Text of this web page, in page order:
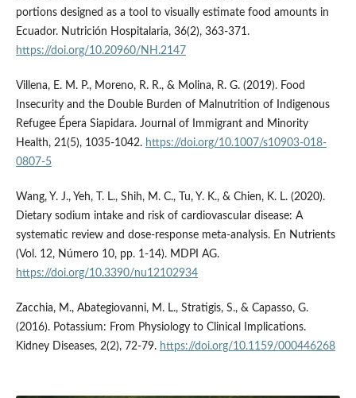
portions designed as a tool to visually estimate food amounts in
Ecuador. Nutrición Hospitalaria, 36(2), 363-371.
https://doi.org/10.20960/NH.2147
Villena, E. M. P., Moreno, R. R., & Molina, R. G. (2019). Food
Insecurity and the Double Burden of Malnutrition of Indigenous
Refugee Épera Siapidara. Journal of Immigrant and Minority
Health, 21(5), 1035-1042. https://doi.org/10.1007/s10903-018-
0807-5
Wang, Y. J., Yeh, T. L., Shih, M. C., Tu, Y. K., & Chien, K. L. (2020).
Dietary sodium intake and risk of cardiovascular disease: A
systematic review and dose-response meta-analysis. En Nutrients
(Vol. 12, Número 10, pp. 1-14). MDPI AG.
https://doi.org/10.3390/nu12102934
Zacchia, M., Abategiovanni, M. L., Stratigis, S., & Capasso, G.
(2016). Potassium: From Physiology to Clinical Implications.
Kidney Diseases, 2(2), 72-79. https://doi.org/10.1159/000446268